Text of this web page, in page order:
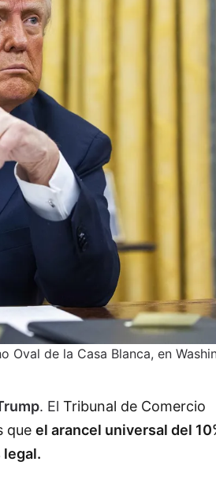
Oval de la Casa Blanca, en
. El Tribunal de Comercio
que el arancel universal del
legal.